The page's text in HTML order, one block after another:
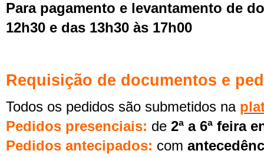
Para pagamento e levantamento de
12h30 e das 13h30 às 17h00
Requisição de documentos e
Todos os pedidos são submetidos na
Pedidos presenciais: de 2ª a 6ª feira
Pedidos antecipados: com